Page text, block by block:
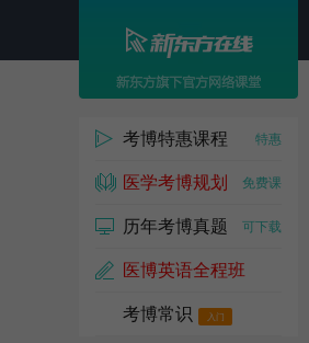
考博特惠课程 特惠
医学考博规划 免费课
历年考博真题 可下载
医博英语全程班
考博常识 入门